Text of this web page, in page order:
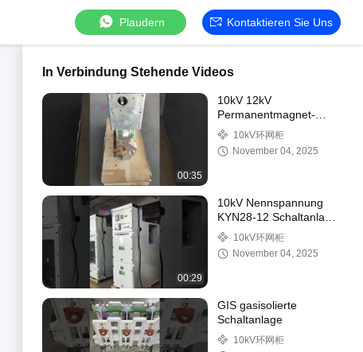
Plaudern Kontaktieren Sie Uns
In Verbindung Stehende Videos
00:35
10kV 12kV
Permanentmagnet-
Leistungsschalter für
im Smart Grid
10kV环网柜
November 04, 2025
00:29
10kV Nennspannung
KYN28-12 Schaltanlage
mit bis zu 5000A
Nennstrom und
50Hz/60Hz
10kV环网柜
November 04, 2025
GIS gasisolierte
Schaltanlage
10kV环网柜